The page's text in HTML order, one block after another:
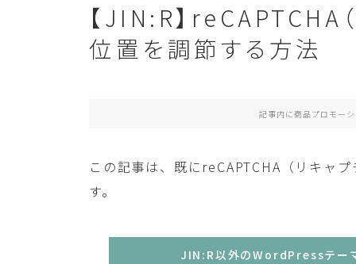
【JIN:R】reCAPTCHA
位置を調節する方法
記事内に商品プロモー
この記事は、既にreCAPTCHA（リキャ
す。
JIN:R以外のWordPressテー